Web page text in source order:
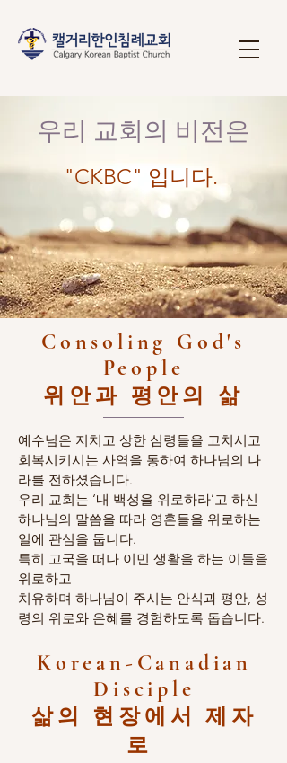
​우리 교회의 비전은
"CKBC" 입니다.
Consoling God's
People
​위안과 평안의 삶
예수님은 지치고 상한 심령들을 고치시고
회복시키시는 사역을 통하여 하나님의 나
라를 전하셨습니다.
우리 교회는 ‘내 백성을 위로하라’고 하신
하나님의 말씀을 따라 영혼들을 위로하는
일에 관심을 둡니다.
특히 고국을 떠나 이민 생활을 하는 이들을
위로하고
치유하며 하나님이 주시는 안식과 평안, 성
령의 위로와 은혜를 경험하도록 돕습니다.
Korean-Canadian
Disciple
삶의 현장에서 제자
로